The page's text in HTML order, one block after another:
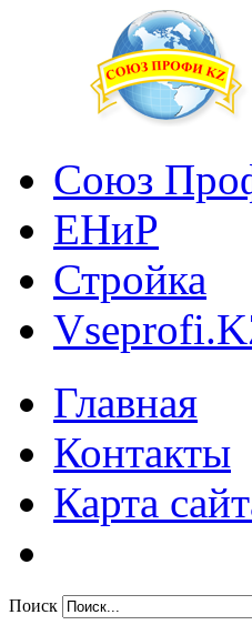
Союз
ЕНиР
Стройка
Главная
Контакты
Карта
Поиск